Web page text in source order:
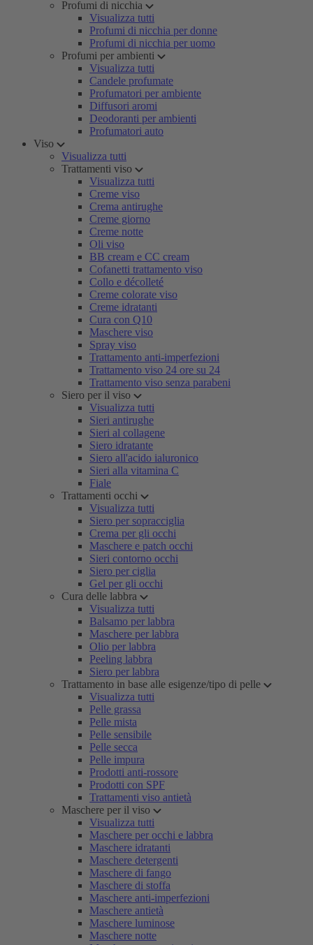
Profumi di nicchia
Visualizza tutti
Profumi di nicchia per donne
Profumi di nicchia per uomo
Profumi per ambienti
Visualizza tutti
Candele profumate
Profumatori per ambiente
Diffusori aromi
Deodoranti per ambienti
Profumatori auto
Viso
Visualizza tutti
Trattamenti viso
Visualizza tutti
Creme viso
Crema antirughe
Creme giorno
Creme notte
Oli viso
BB cream e CC cream
Cofanetti trattamento viso
Collo e décolleté
Creme colorate viso
Creme idratanti
Cura con Q10
Maschere viso
Spray viso
Trattamento anti-imperfezioni
Trattamento viso 24 ore su 24
Trattamento viso senza parabeni
Siero per il viso
Visualizza tutti
Sieri antirughe
Sieri al collagene
Siero idratante
Siero all'acido ialuronico
Sieri alla vitamina C
Fiale
Trattamenti occhi
Visualizza tutti
Siero per sopracciglia
Crema per gli occhi
Maschere e patch occhi
Sieri contorno occhi
Siero per ciglia
Gel per gli occhi
Cura delle labbra
Visualizza tutti
Balsamo per labbra
Maschere per labbra
Olio per labbra
Peeling labbra
Siero per labbra
Trattamento in base alle esigenze/tipo di pelle
Visualizza tutti
Pelle grassa
Pelle mista
Pelle sensibile
Pelle secca
Pelle impura
Prodotti anti-rossore
Prodotti con SPF
Trattamenti viso antietà
Maschere per il viso
Visualizza tutti
Maschere per occhi e labbra
Maschere idratanti
Maschere detergenti
Maschere di fango
Maschere di stoffa
Maschere anti-imperfezioni
Maschere antietà
Maschere luminose
Maschere notte